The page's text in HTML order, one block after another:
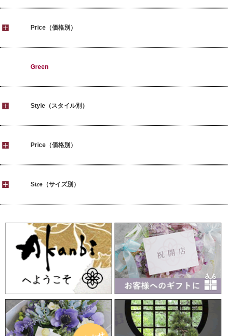
Price（価格別）
Green
Style（スタイル別）
Price（価格別）
Size（サイズ別）